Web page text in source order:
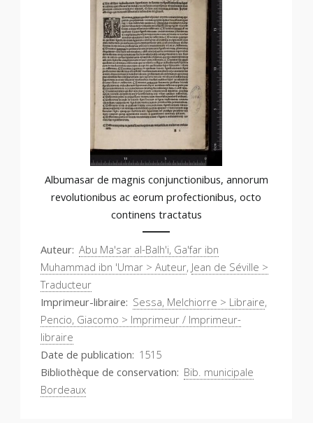
Albumasar de magnis conjunctionibus, annorum
revolutionibus ac eorum profectionibus, octo
continens tractatus
Auteur Abu Ma'sar al-Balh'i, Ga'far ibn
Muhammad ibn 'Umar > Auteur, Jean de Séville >
Traducteur
Imprimeur-libraire Sessa, Melchiorre > Libraire,
Pencio, Giacomo > Imprimeur / Imprimeur-
libraire
Date de publication 1515
Bibliothèque de conservation Bib. municipale
Bordeaux